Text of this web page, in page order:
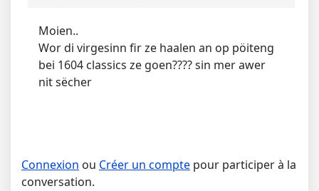
Moien..
Wor di virgesinn fir ze haalen an op pöiteng
bei 1604 classics ze goen???? sin mer awer
nit sëcher
Connexion ou Créer un compte pour participer à la
conversation.